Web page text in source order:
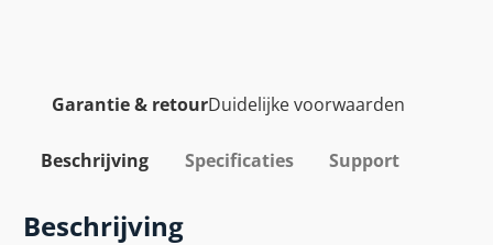
Garantie & retourDuidelijke voorwaarden
Beschrijving Specificaties Support
Beschrijving